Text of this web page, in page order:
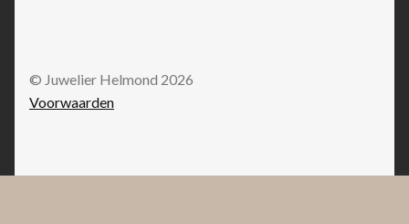
© Juwelier Helmond 2026
Voorwaarden